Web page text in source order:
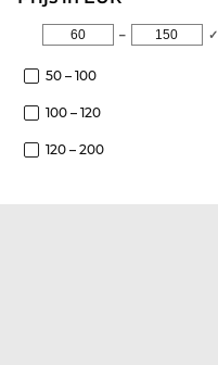
– ✓
50 – 100
100 – 120
120 – 200